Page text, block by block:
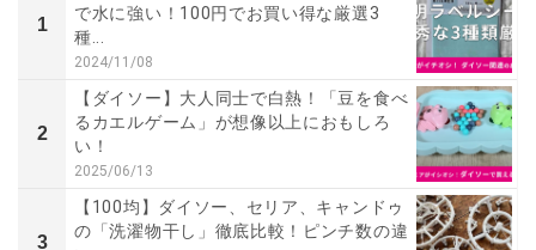
1
で水に強い！100円でお買い得な厳選3
種...
2024/11/08
2
【ダイソー】大人同士で白熱！「豆を食べ
るカエルゲーム」が想像以上におもしろ
い！
2025/06/13
3
【100均】ダイソー、セリア、キャンドゥ
の「洗濯物干し」徹底比較！ピンチ数の違